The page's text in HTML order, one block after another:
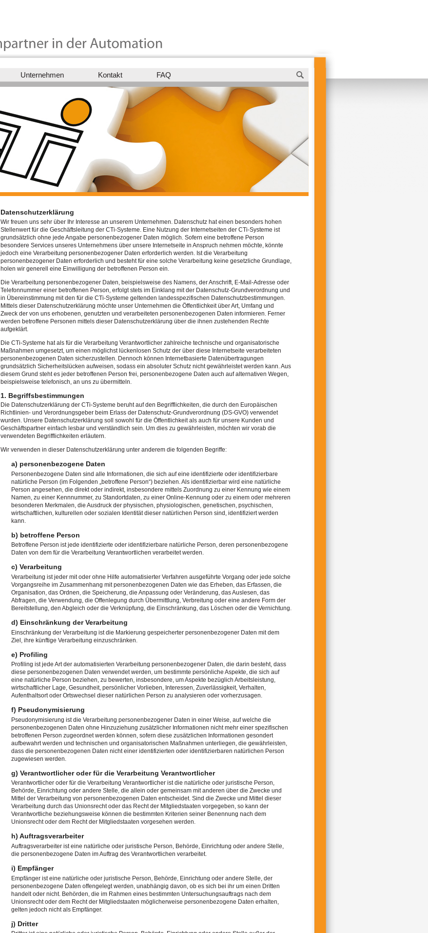
Unternehmen Kontakt FAQ
Datenschutzerklärung
Wir freuen uns sehr über Ihr Interesse an unserem Unternehmen. Datenschutz hat einen besonders hohen
Stellenwert für die Geschäftsleitung der CTi-Systeme. Eine Nutzung der Internetseiten der CTi-Systeme ist
grundsätzlich ohne jede Angabe personenbezogener Daten möglich. Sofern eine betroffene Person
besondere Services unseres Unternehmens über unsere Internetseite in Anspruch nehmen möchte, könnte
jedoch eine Verarbeitung personenbezogener Daten erforderlich werden. Ist die Verarbeitung
personenbezogener Daten erforderlich und besteht für eine solche Verarbeitung keine gesetzliche Grundlage,
holen wir generell eine Einwilligung der betroffenen Person ein.
Die Verarbeitung personenbezogener Daten, beispielsweise des Namens, der Anschrift, E-Mail-Adresse oder
Telefonnummer einer betroffenen Person, erfolgt stets im Einklang mit der Datenschutz-Grundverordnung und
in Übereinstimmung mit den für die CTi-Systeme geltenden landesspezifischen Datenschutzbestimmungen.
Mittels dieser Datenschutzerklärung möchte unser Unternehmen die Öffentlichkeit über Art, Umfang und
Zweck der von uns erhobenen, genutzten und verarbeiteten personenbezogenen Daten informieren. Ferner
werden betroffene Personen mittels dieser Datenschutzerklärung über die ihnen zustehenden Rechte
aufgeklärt.
Die CTi-Systeme hat als für die Verarbeitung Verantwortlicher zahlreiche technische und organisatorische
Maßnahmen umgesetzt, um einen möglichst lückenlosen Schutz der über diese Internetseite verarbeiteten
personenbezogenen Daten sicherzustellen. Dennoch können Internetbasierte Datenübertragungen
grundsätzlich Sicherheitslücken aufweisen, sodass ein absoluter Schutz nicht gewährleistet werden kann. Aus
diesem Grund steht es jeder betroffenen Person frei, personenbezogene Daten auch auf alternativen Wegen,
beispielsweise telefonisch, an uns zu übermitteln.
1. Begriffsbestimmungen
Die Datenschutzerklärung der CTi-Systeme beruht auf den Begrifflichkeiten, die durch den Europäischen
Richtlinien- und Verordnungsgeber beim Erlass der Datenschutz-Grundverordnung (DS-GVO) verwendet
wurden. Unsere Datenschutzerklärung soll sowohl für die Öffentlichkeit als auch für unsere Kunden und
Geschäftspartner einfach lesbar und verständlich sein. Um dies zu gewährleisten, möchten wir vorab die
verwendeten Begrifflichkeiten erläutern.
Wir verwenden in dieser Datenschutzerklärung unter anderem die folgenden Begriffe:
a) personenbezogene Daten
Personenbezogene Daten sind alle Informationen, die sich auf eine identifizierte oder identifizierbare
natürliche Person (im Folgenden „betroffene Person“) beziehen. Als identifizierbar wird eine natürliche
Person angesehen, die direkt oder indirekt, insbesondere mittels Zuordnung zu einer Kennung wie einem
Namen, zu einer Kennnummer, zu Standortdaten, zu einer Online-Kennung oder zu einem oder mehreren
besonderen Merkmalen, die Ausdruck der physischen, physiologischen, genetischen, psychischen,
wirtschaftlichen, kulturellen oder sozialen Identität dieser natürlichen Person sind, identifiziert werden
kann.
b) betroffene Person
Betroffene Person ist jede identifizierte oder identifizierbare natürliche Person, deren personenbezogene
Daten von dem für die Verarbeitung Verantwortlichen verarbeitet werden.
c) Verarbeitung
Verarbeitung ist jeder mit oder ohne Hilfe automatisierter Verfahren ausgeführte Vorgang oder jede solche
Vorgangsreihe im Zusammenhang mit personenbezogenen Daten wie das Erheben, das Erfassen, die
Organisation, das Ordnen, die Speicherung, die Anpassung oder Veränderung, das Auslesen, das
Abfragen, die Verwendung, die Offenlegung durch Übermittlung, Verbreitung oder eine andere Form der
Bereitstellung, den Abgleich oder die Verknüpfung, die Einschränkung, das Löschen oder die Vernichtung.
d) Einschränkung der Verarbeitung
Einschränkung der Verarbeitung ist die Markierung gespeicherter personenbezogener Daten mit dem
Ziel, ihre künftige Verarbeitung einzuschränken.
e) Profiling
Profiling ist jede Art der automatisierten Verarbeitung personenbezogener Daten, die darin besteht, dass
diese personenbezogenen Daten verwendet werden, um bestimmte persönliche Aspekte, die sich auf
eine natürliche Person beziehen, zu bewerten, insbesondere, um Aspekte bezüglich Arbeitsleistung,
wirtschaftlicher Lage, Gesundheit, persönlicher Vorlieben, Interessen, Zuverlässigkeit, Verhalten,
Aufenthaltsort oder Ortswechsel dieser natürlichen Person zu analysieren oder vorherzusagen.
f) Pseudonymisierung
Pseudonymisierung ist die Verarbeitung personenbezogener Daten in einer Weise, auf welche die
personenbezogenen Daten ohne Hinzuziehung zusätzlicher Informationen nicht mehr einer spezifischen
betroffenen Person zugeordnet werden können, sofern diese zusätzlichen Informationen gesondert
aufbewahrt werden und technischen und organisatorischen Maßnahmen unterliegen, die gewährleisten,
dass die personenbezogenen Daten nicht einer identifizierten oder identifizierbaren natürlichen Person
zugewiesen werden.
g) Verantwortlicher oder für die Verarbeitung Verantwortlicher
Verantwortlicher oder für die Verarbeitung Verantwortlicher ist die natürliche oder juristische Person,
Behörde, Einrichtung oder andere Stelle, die allein oder gemeinsam mit anderen über die Zwecke und
Mittel der Verarbeitung von personenbezogenen Daten entscheidet. Sind die Zwecke und Mittel dieser
Verarbeitung durch das Unionsrecht oder das Recht der Mitgliedstaaten vorgegeben, so kann der
Verantwortliche beziehungsweise können die bestimmten Kriterien seiner Benennung nach dem
Unionsrecht oder dem Recht der Mitgliedstaaten vorgesehen werden.
h) Auftragsverarbeiter
Auftragsverarbeiter ist eine natürliche oder juristische Person, Behörde, Einrichtung oder andere Stelle,
die personenbezogene Daten im Auftrag des Verantwortlichen verarbeitet.
i) Empfänger
Empfänger ist eine natürliche oder juristische Person, Behörde, Einrichtung oder andere Stelle, der
personenbezogene Daten offengelegt werden, unabhängig davon, ob es sich bei ihr um einen Dritten
handelt oder nicht. Behörden, die im Rahmen eines bestimmten Untersuchungsauftrags nach dem
Unionsrecht oder dem Recht der Mitgliedstaaten möglicherweise personenbezogene Daten erhalten,
gelten jedoch nicht als Empfänger.
j) Dritter